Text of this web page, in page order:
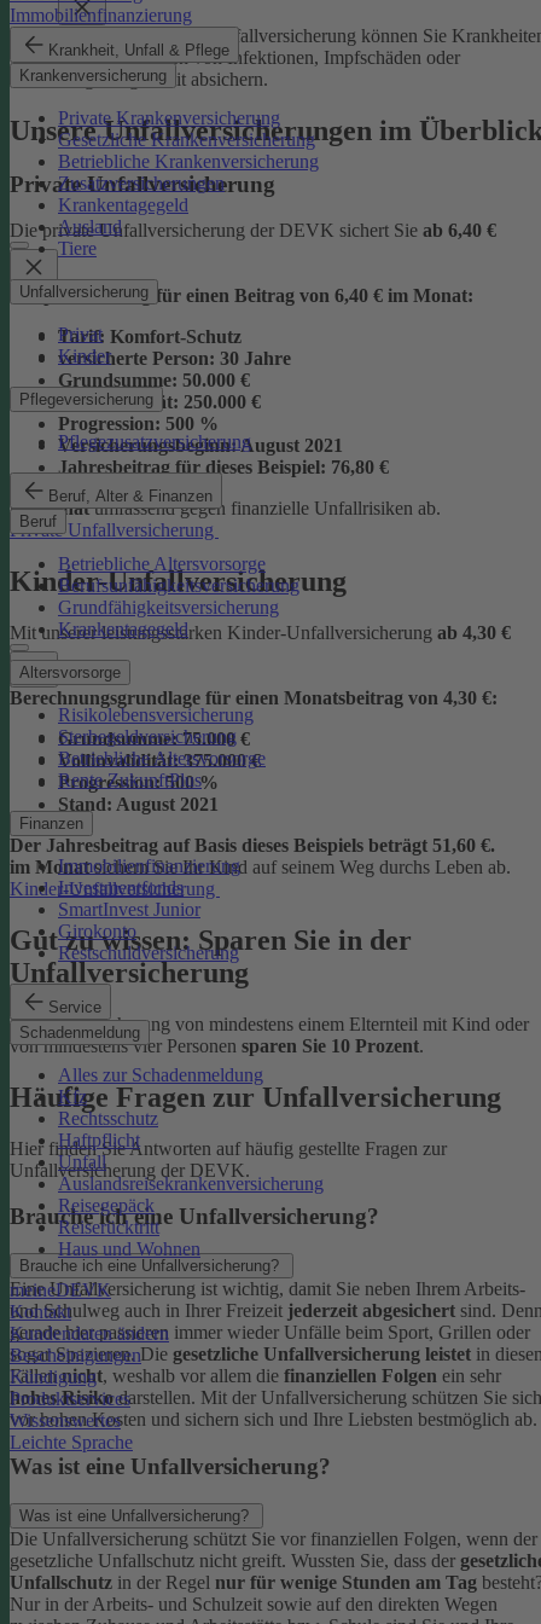
Immobilienfinanzierung
Krankheit, Unfall & Pflege
Krankenversicherung
Private Krankenversicherung
Gesetzliche Krankenversicherung
Betriebliche Krankenversicherung
Zusatzversicherungen
Krankentagegeld
Ausland
Tiere
Unfallversicherung
Privat
Kinder
Pflegeversicherung
Pflegezusatzversicherung
Beruf, Alter & Finanzen
Beruf
Betriebliche Altersvorsorge
Berufsunfähigkeitsversicherung
Grundfähigkeitsversicherung
Krankentagegeld
Altersvorsorge
Risikolebensversicherung
Sterbegeldversicherung
Betriebliche Altersvorsorge
Rente ZukunftPlus
Finanzen
Immobilienfinanzierung
Investmentfonds
SmartInvest Junior
Girokonto
Restschuldversicherung
Service
Schadenmeldung
Alles zur Schadenmeldung
Kfz
Rechtsschutz
Haftpflicht
Unfall
Auslandsreisekrankenversicherung
Reisegepäck
Reiserücktritt
Haus und Wohnen
meineDEVK
Kontakt
Kundendaten ändern
Bescheinigungen
Kündigung
Produktservices
Wissenswertes
Leichte Sprache
Mit der Junior-Plus-Unfallversicherung können Sie
sowie die Folgen von Infektionen, Impfschäden oder
Vergiftungen mit absichern.
Unsere Unfallversicherungen im
Private Unfallversicherung
Die private Unfallversicherung der DEVK sichert Sie ab 6,40 €
Beispielrechnung für einen Beitrag von 6,40 € im Monat:
Tarif: Komfort-Schutz
versicherte Person: 30 Jahre
Grundsumme: 50.000 €
Vollinvalidität: 250.000 €
Progression: 500 %
Versicherungsbeginn:August 2021
Jahresbeitrag für dieses Beispiel: 76,80 €
im Monatumfassend gegen finanzielle Unfallrisiken ab.
Private Unfallversicherung
Kinder-Unfallversicherung
Mit unserer leistungsstarken Kinder-Unfallversicherung ab 4,30 €
Berechnungsgrundlage für einen Monatsbeitrag von 4,30 €:
Grundsumme:75.000 €
Vollinvalidität:375.000 €
Progression:500 %
Stand: August 2021
Der Jahresbeitrag auf Basis dieses Beispiels beträgt 51,60 €.
im Monatsichern Sie Ihr Kind auf seinem Weg durchs Leben ab.
Kinder-Unfallversicherung
Gut zu wissen: Sparen Sie in der
Unfallversicherung
Bei der Versicherung von mindestens einem Elternteil mit Kind oder
von mindestens vier Personen sparen Sie 10 Prozent.
Häufige Fragen zur Unfallversicherung
Hier finden Sie Antworten auf häufig gestellte Fragen zur
Unfallversicherung der DEVK.
Brauche ich eine Unfallversicherung?
Brauche ich eine Unfallversicherung?
Eine Unfallversicherung ist wichtig, damit Sie neben Ihrem Arbeits-
und Schulweg auch in Ihrer Freizeit jederzeit abgesichert sind.
gerade hier passieren immer wieder Unfälle beim Sport, Grillen oder
sogar Spazieren. Die gesetzliche Unfallversicherung leistet in
Fällennicht, weshalb vor allem die finanziellen Folgen ein sehr
hohes Risikodarstellen. Mit der Unfallversicherung schützen Sie sich
vor hohen Kosten und sichern sich und Ihre Liebsten bestmöglich ab.
Was ist eine Unfallversicherung?
Was ist eine Unfallversicherung?
Die Unfallversicherung schützt Sie vor finanziellen Folgen, wenn der
gesetzliche Unfallschutz nicht greift. Wussten Sie, dass der
Unfallschutz in der Regel nur für wenige Stunden am Tag
Nur in der Arbeits- und Schulzeit sowie auf den direkten Wegen